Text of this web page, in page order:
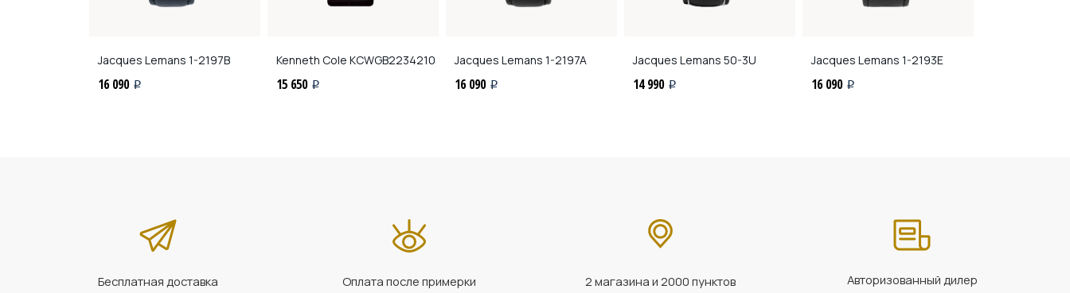
Jacques Lemans 1-2197B
16 090 i
Kenneth Cole KCWGB2234210
15 650 i
Jacques Lemans 1-2197A
16 090 i
Jacques Lemans 50-3U
14 990 i
Jacques Lemans 1-2193E
16 090 i
Бесплатная доставка Оплата после примерки 2 магазина и 2000 пунктов Авторизованный дилер